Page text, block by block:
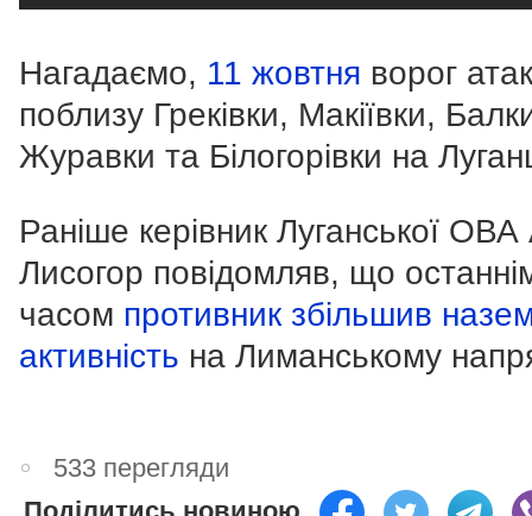
Нагадаємо, 11 жовтня ворог
поблизу Греківки, Макіївки,
Журавки та Білогорівки на
Раніше керівник Луганської
Лисогор повідомляв, що
часом противник збільшив
активність на Лиманському
533 перегляди